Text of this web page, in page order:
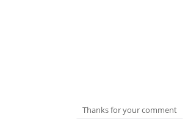
Thanks for your comment